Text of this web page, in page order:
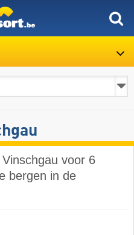
voor 6
bergen in de